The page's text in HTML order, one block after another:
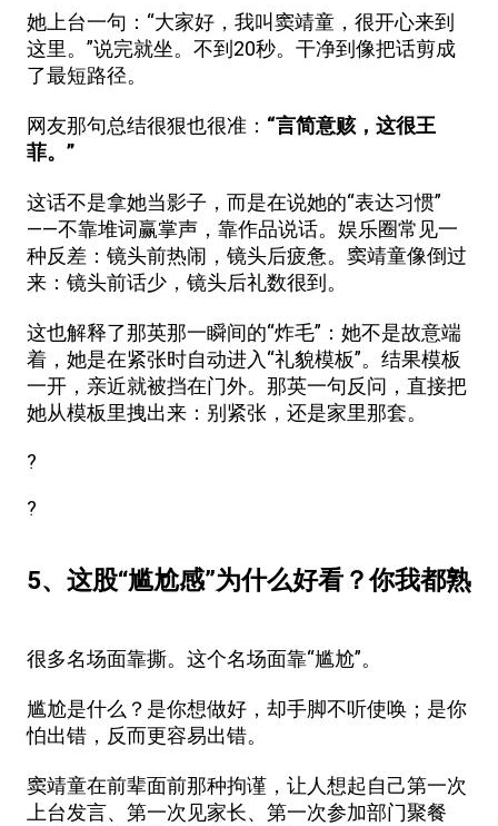
她上台一句：“大家好，我叫窦靖童，很开心来到
这里。”说完就坐。不到20秒。干净到像把话剪成
了最短路径。
网友那句总结很狠也很准： “言简意赅，这很王
菲。”
这话不是拿她当影子，而是在说她的“表达习惯”
——不靠堆词赢掌声，靠作品说话。娱乐圈常见一
种反差：镜头前热闹，镜头后疲惫。窦靖童像倒过
来：镜头前话少，镜头后礼数很到。
这也解释了那英那一瞬间的“炸毛”：她不是故意端
着，她是在紧张时自动进入“礼貌模板”。结果模板
一开，亲近就被挡在门外。那英一句反问，直接把
她从模板里拽出来：别紧张，还是家里那套。
?
?
5、这股“尴尬感”为什么好看？你我都熟
很多名场面靠撕。这个名场面靠“尴尬”。
尴尬是什么？是你想做好，却手脚不听使唤；是你
怕出错，反而更容易出错。
窦靖童在前辈面前那种拘谨，让人想起自己第一次
上台发言、第一次见家长、第一次参加部门聚餐